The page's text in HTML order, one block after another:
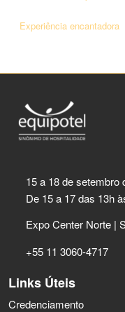
Experiência encantadora
15 a 18 de setembro
De 15 a 17 das 13h
Expo Center Norte |
+55 11 3060-4717
Links Úteis
Credenciamento